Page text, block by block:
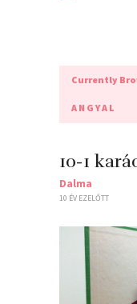
Currently
ANGYAL
10-1
Dalma
10 ÉV EZELŐTT